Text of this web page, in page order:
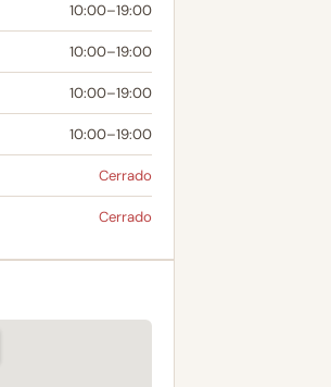
10:00–19:00
10:00–19:00
10:00–19:00
10:00–19:00
Cerrado
Cerrado